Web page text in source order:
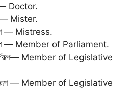
— Doctor.
— Mister.
— Mistress.
— Member of Parliament.
Member of Legislative
— Member of Legislative